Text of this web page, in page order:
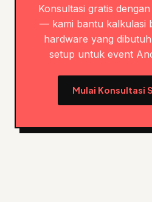
Konsultasi gratis
— kami bantu kalkulasi
hardware yang
setup untuk event
Mulai Konsultasi